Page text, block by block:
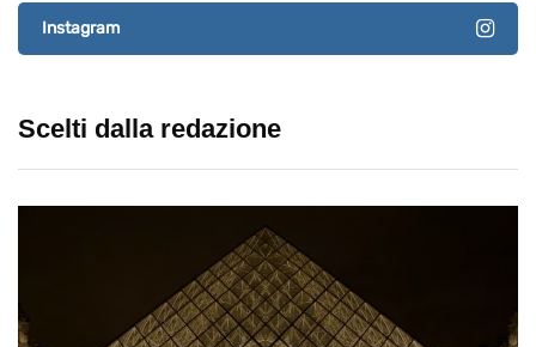
Instagram
Scelti dalla redazione